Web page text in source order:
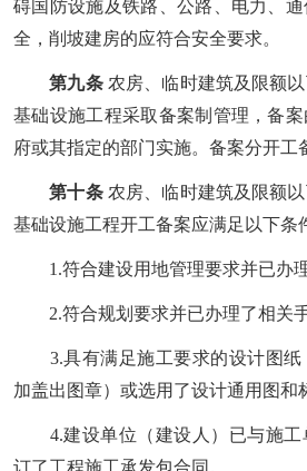
碍国防设施及铁路、公路、电力、
全，削坡建房的应符合安全要求。
第九条农房、临时建筑及限额
基础设施工程采取备案制管理，备
府或其指定的部门实施。备案分开工
第十条农房、临时建筑及限额
基础设施工程开工备案应满足以下条
1.符合建设用地管理要求并已办
2.符合规划要求并已办理了相关
3.具有满足施工要求的设计图
加盖出图章）或选用了设计通用图和
4.建设单位（建设人）已与施
订了工程施工承发包合同。